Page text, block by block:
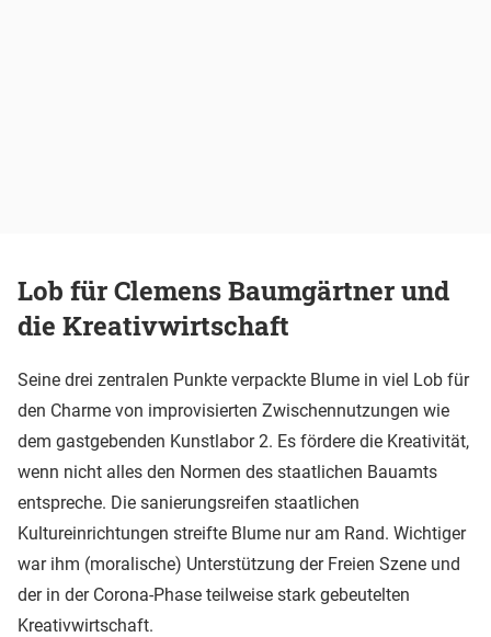
Lob für Clemens Baumgärtner und
die Kreativwirtschaft
Seine drei zentralen Punkte verpackte Blume in viel Lob für
den Charme von improvisierten Zwischennutzungen wie
dem gastgebenden Kunstlabor 2. Es fördere die Kreativität,
wenn nicht alles den Normen des staatlichen Bauamts
entspreche. Die sanierungsreifen staatlichen
Kultureinrichtungen streifte Blume nur am Rand. Wichtiger
war ihm (moralische) Unterstützung der Freien Szene und
der in der Corona-Phase teilweise stark gebeutelten
Kreativwirtschaft.